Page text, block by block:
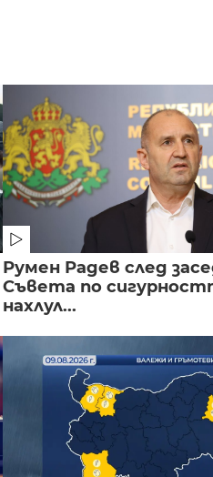
Румен Радев след
Съвета по
нахлул...